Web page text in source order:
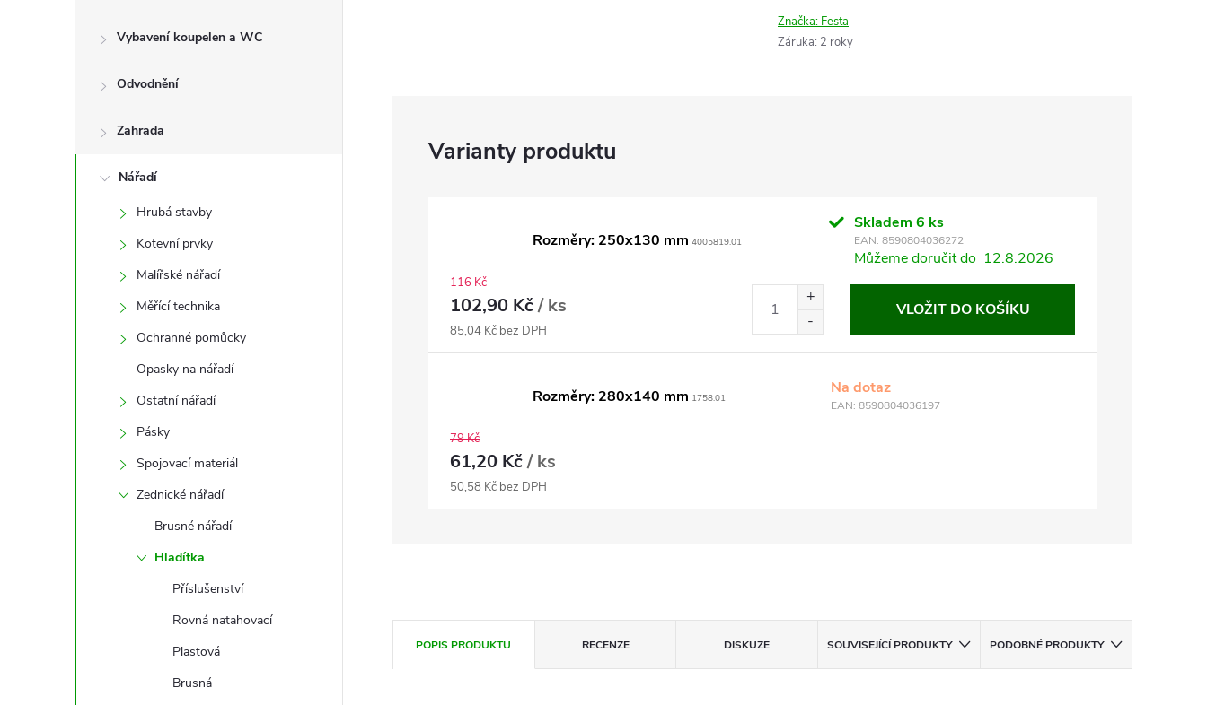
Vybavení koupelen a WC
Odvodnění
Zahrada
Nářadí
Hrubá stavby
Kotevní prvky
Malířské nářadí
Měřící technika
Ochranné pomůcky
Opasky na nářadí
Ostatní nářadí
Pásky
Spojovací materiál
Zednické nářadí
Brusné nářadí
Hladítka
Příslušenství
Rovná natahovací
Plastová
Brusná
Značka: Festa
Záruka: 2 roky
Rozměry: 250x130 mm 4005819.01
Skladem6 ks
EAN: 8590804036272
Můžeme doručit do 12.8.2026
116 Kč
102,90 Kč/ ks
85,04 Kč bez DPH
VLOŽIT DO KOŠÍKU
Rozměry: 280x140 mm 1758.01
Na dotaz
EAN: 8590804036197
79 Kč
61,20 Kč/ ks
50,58 Kč bez DPH
POPIS PRODUKTU RECENZE DISKUZE SOUVISEJÍCÍ PRODUKTY PODOBNÉ PRODUKTY